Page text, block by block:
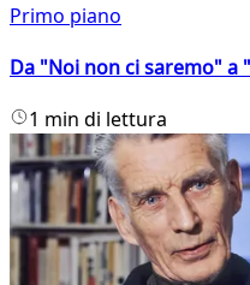
Primo piano
Da "Noi non ci saremo" a
1 min di lettura